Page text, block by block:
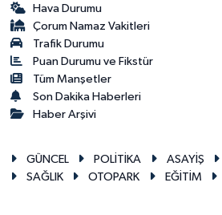
Hava Durumu
Çorum Namaz Vakitleri
Trafik Durumu
Puan Durumu ve Fikstür
Tüm Manşetler
Son Dakika Haberleri
Haber Arşivi
GÜNCEL POLİTİKA ASAYİŞ
SAĞLIK
OTOPARK EĞİTİM